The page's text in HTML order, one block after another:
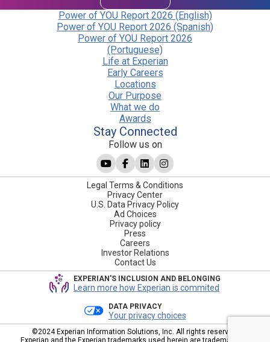
Power of YOU Report 2026 (English)
Power of YOU Report 2026 (Spanish)
Power of YOU Report 2026
(Portuguese)
Life at Experian
Early Careers
Locations
Our Purpose
What we do
Awards
Stay Connected
Follow us on
Legal Terms & Conditions
Privacy Center
U.S. Data Privacy Policy
Ad Choices
Privacy policy
Press
Careers
Investor Relations
Contact Us
EXPERIAN'S INCLUSION AND BELONGING
Learn more how Experian is commited
DATA PRIVACY
Your privacy choices
©2024 Experian Information Solutions, Inc. All rights reserved.
Experian and the Experian trademarks used herein are trademarks or